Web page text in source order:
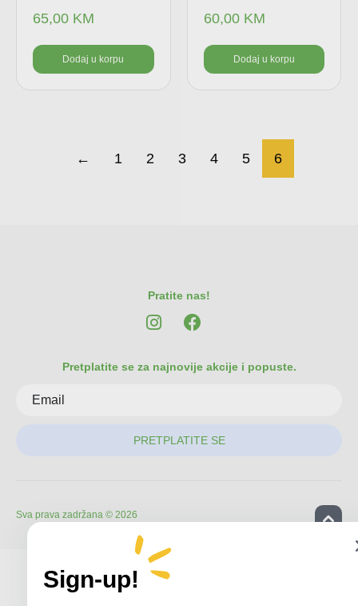
65,00 KM
Dodaj u korpu
60,00 KM
Dodaj u korpu
← 1 2 3 4 5 6
Pratite nas!
Pretplatite se za najnovije akcije i popuste.
PRETPLATITE SE
Sva prava zadržana © 2026
Sign-up!